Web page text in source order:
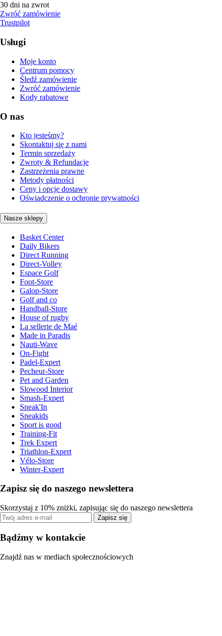
30 dni na zwrot
Zwróć zamówienie
Trustpilot
Usługi
Moje konto
Centrum pomocy
Śledź zamówienie
Zwróć zamówienie
Kody rabatowe
O nas
Kto jesteśmy?
Skontaktuj się z nami
Termin sprzedaży
Zwroty & Refundacje
Zastrzeżenia prawne
Metody płatności
Ceny i opcje dostawy
Oświadczenie o ochronie prywatności
Nasze sklepy
Basket Center
Daily Bikers
Direct Running
Direct-Volley
Espace Golf
Foot-Store
Galop-Store
Golf and co
Handball-Store
House of rugby
La sellerie de Maé
Made in Paradis
Nauti-Wave
On-Fight
Padel-Expert
Pecheur-Store
Pet and Garden
Slowood Interior
Smash-Expert
Sneak'In
Sneakids
Sport is good
Training-Fit
Trek Expert
Triathlon-Expert
Vélo-Store
Winter-Expert
Zapisz się do naszego newslettera
Skorzystaj z 10% zniżki, zapisując się do naszego newslettera
Zapisz się
Bądźmy w kontakcie
Znajdź nas w mediach społecznościowych